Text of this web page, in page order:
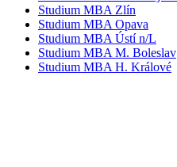
Studium MBA Zlín
Studium MBA Opava
Studium MBA Ústí n/L
Studium MBA M. Boleslav
Studium MBA H. Králové